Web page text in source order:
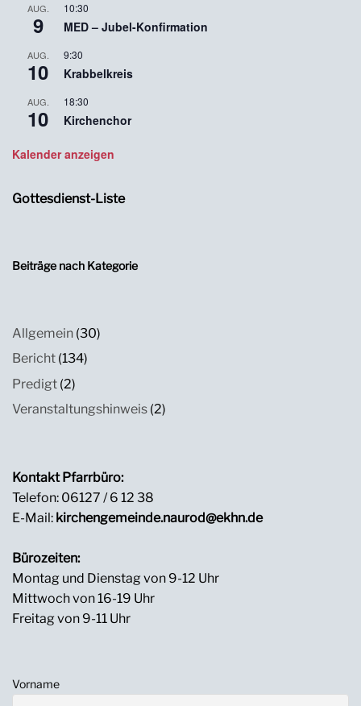
AUG.
9
10:30
MED – Jubel-Konfirmation
AUG.
10
9:30
Krabbelkreis
AUG.
10
18:30
Kirchenchor
Kalender anzeigen
Gottesdienst-Liste
Beiträge nach Kategorie
Allgemein (30)
Bericht (134)
Predigt (2)
Veranstaltungshinweis (2)
Kontakt Pfarrbüro:
Telefon: 06127 / 6 12 38
E-Mail: kirchengemeinde.naurod@ekhn.de
Bürozeiten:
Montag und Dienstag von 9-12 Uhr
Mittwoch von 16-19 Uhr
Freitag von 9-11 Uhr
Vorname